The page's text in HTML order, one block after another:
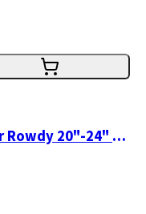
SKS Steckschutzblechgarnitur Rowdy 20"-24" schwarz